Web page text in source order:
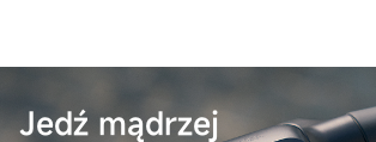
Jedź mądrzej